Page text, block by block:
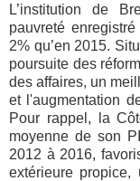
L’institution de
pauvreté
2% qu’en 2015.
poursuite des
des affaires, un
et l'augmentation
Pour rappel, la
moyenne de son
2012 à 2016,
extérieure